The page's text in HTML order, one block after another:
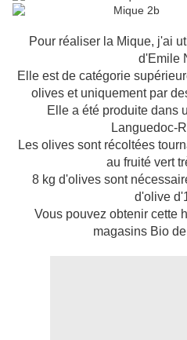
Pour réaliser la Mique, j'ai
d'Emile
Elle est de catégorie
olives et uniquement par
Elle a été produite dans
Languedoc-
Les olives sont récoltées
au fruité vert
8 kg d'olives sont
d'olive
Vous pouvez obtenir cette
magasins Bio